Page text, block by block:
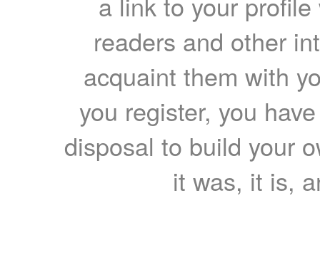
readers and other
acquaint them with
you register, you
disposal to build your
it was, it is,